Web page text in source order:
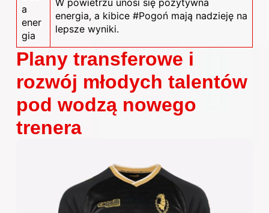
a
ener
gia
energia, a kibice #Pogoń mają nadzieję na
lepsze wyniki.
Plany transferowe i
rozwój młodych talentów
pod wodzą nowego
trenera